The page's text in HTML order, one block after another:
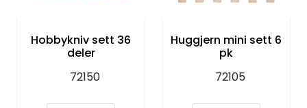
Hobbykniv sett 36
deler
72150
Huggjern mini sett 6
pk
72105